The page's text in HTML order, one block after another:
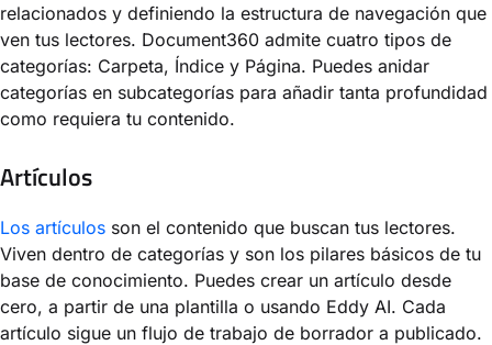
relacionados y definiendo la estructura de navegación que
ven tus lectores. Document360 admite cuatro tipos de
categorías: Carpeta, Índice y Página. Puedes anidar
categorías en subcategorías para añadir tanta profundidad
como requiera tu contenido.
Artículos
Los artículos son el contenido que buscan tus lectores.
Viven dentro de categorías y son los pilares básicos de tu
base de conocimiento. Puedes crear un artículo desde
cero, a partir de una plantilla o usando Eddy AI. Cada
artículo sigue un flujo de trabajo de borrador a publicado.